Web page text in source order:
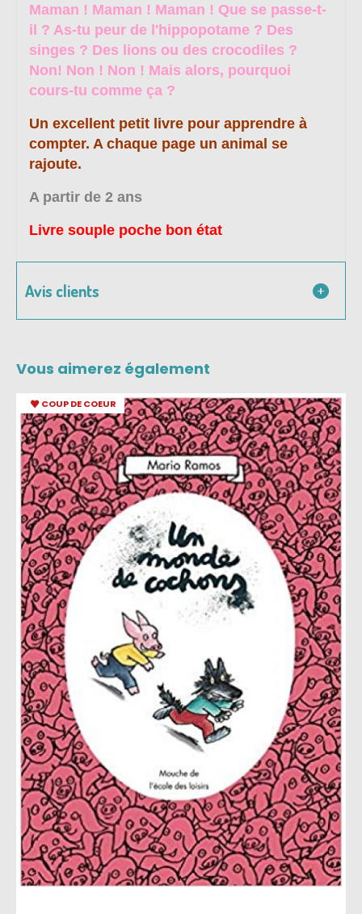
Maman ! Maman ! Maman ! Que se passe-t-
il ? As-tu peur de l'hippopotame ? Des
singes ? Des lions ou des crocodiles ?
Non! Non ! Non ! Mais alors, pourquoi
cours-tu comme ça ?
Un excellent petit livre pour apprendre à
compter. A chaque page un animal se
rajoute.
A partir de 2 ans
Livre souple poche bon état
Avis clients
Vous aimerez également
COUP DE COEUR